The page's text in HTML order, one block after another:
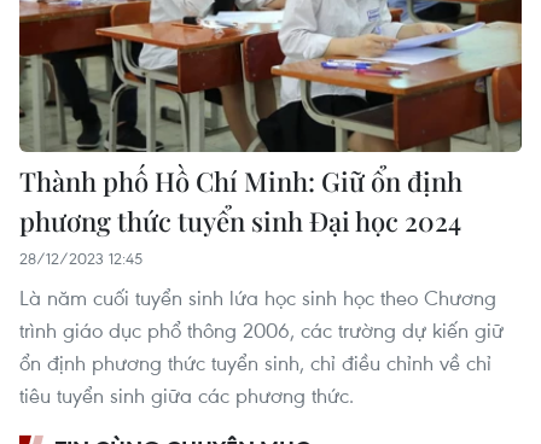
Thành phố Hồ Chí Minh: Giữ ổn định
phương thức tuyển sinh Đại học 2024
28/12/2023 12:45
Là năm cuối tuyển sinh lứa học sinh học theo Chương
trình giáo dục phổ thông 2006, các trường dự kiến giữ
ổn định phương thức tuyển sinh, chỉ điều chỉnh về chỉ
tiêu tuyển sinh giữa các phương thức.